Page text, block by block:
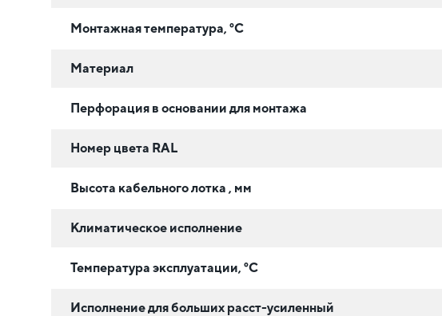
Монтажная температура, °C
Материал
Перфорация в основании для монтажа
Номер цвета RAL
Высота кабельного лотка , мм
Климатическое исполнение
Температура эксплуатации, °C
Исполнение для больших расст-усиленный